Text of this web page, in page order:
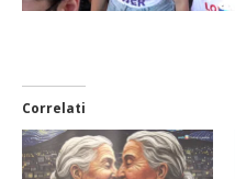
Correlati